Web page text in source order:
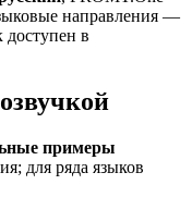
направления —
доступен в
примеры
для ряда языков